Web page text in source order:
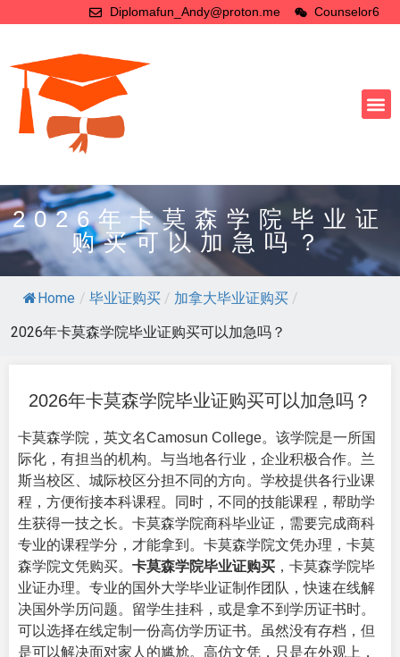
Diplomafun_Andy@proton.me Counselor6
2026年卡莫森学院毕业证
购买可以加急吗？
Home / 毕业证购买 / 加拿大毕业证购买 /
2026年卡莫森学院毕业证购买可以加急吗？
2026年卡莫森学院毕业证购买可以加急吗？
卡莫森学院，英文名Camosun College。该学院是一所国
际化，有担当的机构。与当地各行业，企业积极合作。兰
斯当校区、城际校区分担不同的方向。学校提供各行业课
程，方便衔接本科课程。同时，不同的技能课程，帮助学
生获得一技之长。卡莫森学院商科毕业证，需要完成商科
专业的课程学分，才能拿到。卡莫森学院文凭办理，卡莫
森学院文凭购买。 卡莫森学院毕业证购买 ，卡莫森学院毕
业证办理。专业的国外大学毕业证制作团队，快速在线解
决国外学历问题。留学生挂科，或是拿不到学历证书时。
可以选择在线定制一份高仿学历证书。虽然没有存档，但
是可以解决面对家人的尴尬。高仿文凭，只是在外观上，